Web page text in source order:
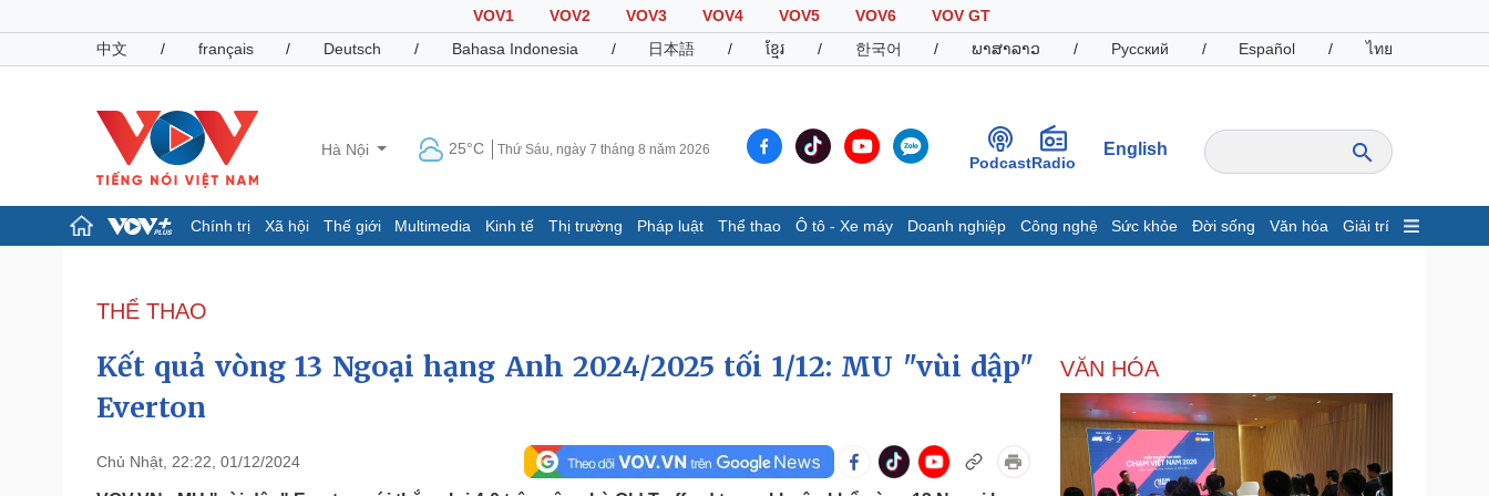
VOV1 VOV2 VOV3 VOV4 VOV5 VOV6
VOV GT
中文
/ français / Deutsch / Bahasa Indonesia / 日本語 / ខ្មែរ / 한국어 / ພາສາລາວ / Русский / Español / ไทย
Hà Nội 25°C Thứ Sáu, ngày 7 tháng 8 năm 2026
PodcastRadio
English
Chính trị Xã hội Thế giới Multimedia Kinh tế Thị trường Pháp luật Thể thao Ô tô - Xe máy Doanh nghiệp Công nghệ Sức khỏe Đời sống Văn hóa Giải trí
Đảng
Tổ chức nhân sự
Quốc hội
Nhận diện sự thật
Dấu ấn VOV
Infographic
Giá cà phê
Pháp luật
Thể thao
Ô tô - Xe máy
Doanh nghiệp
Thông tin doanh nghiệp
Công nghệ
Sành điệu
THỂ THAO
Kết quả vòng 13 Ngoại hạng Anh 2024/2025 tối 1/12: MU "vùi dập"
Everton
Chủ Nhật, 22:22, 01/12/2024
VĂN HÓA